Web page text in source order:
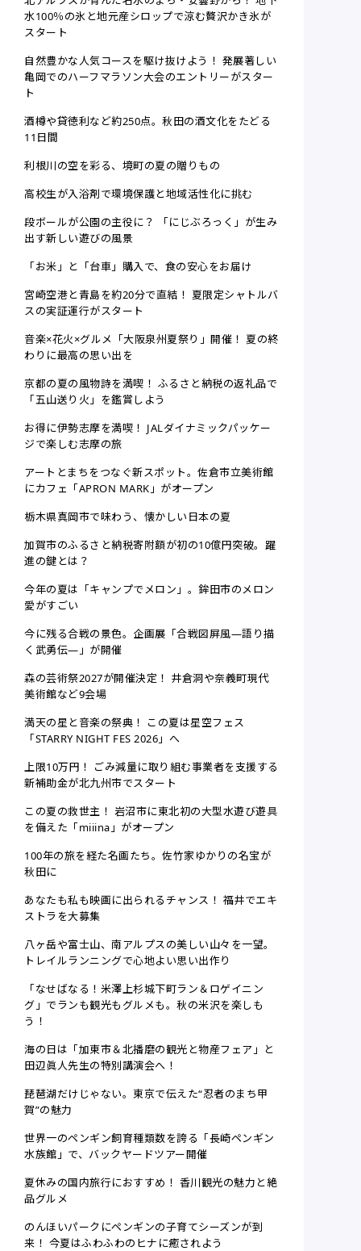
水100％の氷と地元産シロップで涼む贅沢かき氷が
スタート
自然豊かな人気コースを駆け抜けよう！ 発展著しい
亀岡でのハーフマラソン大会のエントリーがスター
ト
酒樽や貸徳利など約250点。秋田の酒文化をたどる
11日間
利根川の空を彩る、境町の夏の贈りもの
高校生が入浴剤で環境保護と地域活性化に挑む
段ボールが公園の主役に？ 「にじぶろっく」が生み
出す新しい遊びの風景
「お米」と「台車」購入で、食の安心をお届け
宮崎空港と青島を約20分で直結！ 夏限定シャトルバ
スの実証運行がスタート
音楽×花火×グルメ「大阪泉州夏祭り」開催！ 夏の終
わりに最高の思い出を
京都の夏の風物詩を満喫！ ふるさと納税の返礼品で
「五山送り火」を鑑賞しよう
お得に伊勢志摩を満喫！ JALダイナミックパッケー
ジで楽しむ志摩の旅
アートとまちをつなぐ新スポット。佐倉市立美術館
にカフェ「APRON MARK」がオープン
栃木県真岡市で味わう、懐かしい日本の夏
加賀市のふるさと納税寄附額が初の10億円突破。躍
進の鍵とは？
今年の夏は「キャンプでメロン」。鉾田市のメロン
愛がすごい
今に残る合戦の景色。企画展「合戦図屏風—語り描
く武勇伝―」が開催
森の芸術祭2027が開催決定！ 井倉洞や奈義町現代
美術館など9会場
満天の星と音楽の祭典！ この夏は星空フェス
「STARRY NIGHT FES 2026」へ
上限10万円！ ごみ減量に取り組む事業者を支援する
新補助金が北九州市でスタート
この夏の救世主！ 岩沼市に東北初の大型水遊び遊具
を備えた「miiina」がオープン
100年の旅を経た名画たち。佐竹家ゆかりの名宝が
秋田に
あなたも私も映画に出られるチャンス！ 福井でエキ
ストラを大募集
八ヶ岳や富士山、南アルプスの美しい山々を一望。
トレイルランニングで心地よい思い出作り
「なせばなる！米澤上杉城下町ラン＆ロゲイニン
グ」でランも観光もグルメも。秋の米沢を楽しも
う！
海の日は「加東市＆北播磨の観光と物産フェア」と
田辺眞人先生の特別講演会へ！
琵琶湖だけじゃない。東京で伝えた“忍者のまち甲
賀”の魅力
世界一のペンギン飼育種類数を誇る「長崎ペンギン
水族館」で、バックヤードツアー開催
夏休みの国内旅行におすすめ！ 香川観光の魅力と絶
品グルメ
のんほいパークにペンギンの子育てシーズンが到
来！ 今夏はふわふわのヒナに癒されよう